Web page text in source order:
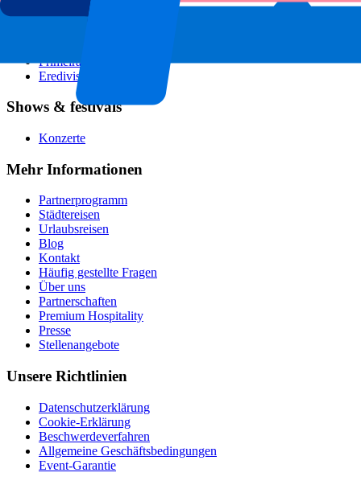
Premier League
Serie A
Primeira Liga
Eredivisie
Shows & festivals
Konzerte
Mehr Informationen
Partnerprogramm
Städtereisen
Urlaubsreisen
Blog
Kontakt
Häufig gestellte Fragen
Über uns
Partnerschaften
Premium Hospitality
Presse
Stellenangebote
Unsere Richtlinien
Datenschutzerklärung
Cookie-Erklärung
Beschwerdeverfahren
Allgemeine Geschäftsbedingungen
Event-Garantie